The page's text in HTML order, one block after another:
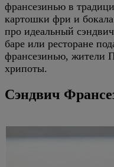
франсезинью в
картошки фри и
про идеальный
баре или ресторане
франсезинью, жители
хрипоты.
Сэндвич